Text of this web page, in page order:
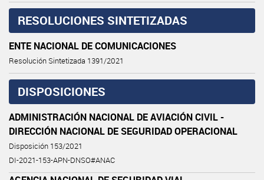
RESOLUCIONES SINTETIZADAS
ENTE NACIONAL DE COMUNICACIONES
Resolución Sintetizada 1391/2021
DISPOSICIONES
ADMINISTRACIÓN NACIONAL DE AVIACIÓN CIVIL -
DIRECCIÓN NACIONAL DE SEGURIDAD OPERACIONAL
Disposición 153/2021
DI-2021-153-APN-DNSO#ANAC